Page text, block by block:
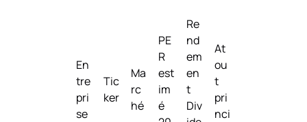
En
tre
pri
se
Tic
ker
Ma
rc
hé
PE
R
est
im
é
Re
nd
em
en
t
Div
At
ou
t
pri
nci